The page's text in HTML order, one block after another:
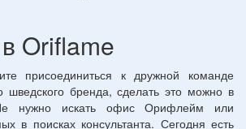
Oriflame
присоединиться к дружной команде
шведского бренда, сделать это можно в
нужно искать офис Орифлейм или
в поисках консультанта. Сегодня есть